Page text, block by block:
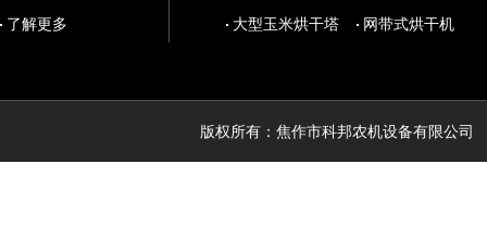
了解更多
大型玉米烘干塔
网带式烘干机
版权所有：焦作市科邦农机设备有限公